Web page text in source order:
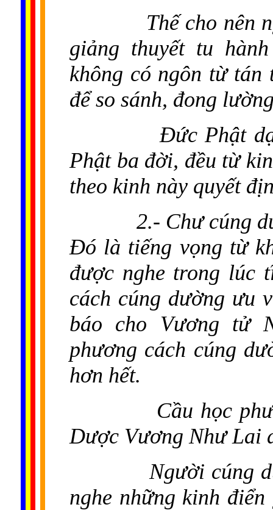
Thế cho nên
giảng thuyết tu
không có ngôn từ tán
để so sánh, đong
Đức Phật
Phật ba đời, đều từ
theo kinh này quyết
2.- Chư cúng
Đó là tiếng vọng từ
được nghe trong lúc
cách cúng dường ưu
báo cho Vương tử
phương cách cúng
hơn hết.
Cầu học
Dược Vương Như Lai
Người cúng
nghe những kinh